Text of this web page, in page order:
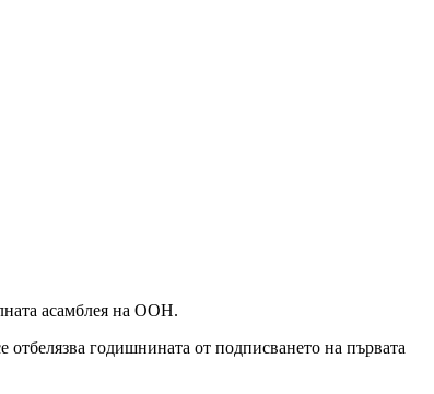
асамблея на ООН.
годишнината от подписването на първата